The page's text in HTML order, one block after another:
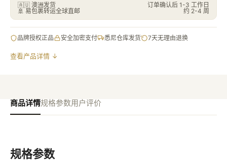
🇦🇺 澳洲发货
订单确认后 1-3 工作日
🚢 易包裹转运全球直邮 约 2-4 周
品牌授权正品 安全加密支付 悉尼仓库发货 7天无理由退换
查看产品详情 ↓
商品详情规格参数用户评价
规格参数